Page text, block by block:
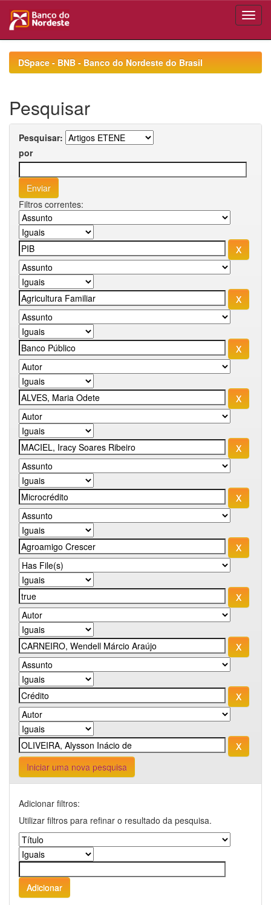
navigationDSpace - BNB - Banco do Nordeste do Brasil
Pesquisar
Pesquisar:
por
Filtros correntes:
Iniciar uma nova pesquisa
Adicionar filtros:
Utilizar filtros para refinar o resultado da pesquisa.